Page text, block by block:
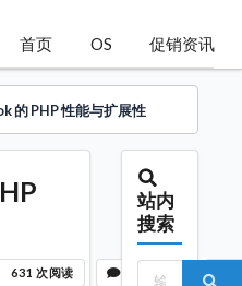
首页 OS 促销资讯
的 PHP 性能与扩展性
631 次阅读 暂无评论
站内
搜索